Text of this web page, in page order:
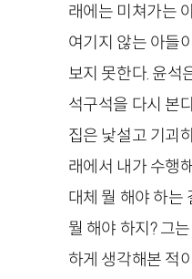
래에는 미쳐가는
여기지 않는 아들
보지 못한다. 윤석
석구석을 다시 본
집은 낯설고 기괴
래에서 내가 수행
대체 뭘 해야 하
뭘 해야 하지? 그
하게 생각해본 적